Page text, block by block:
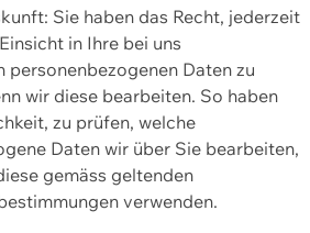
Sie haben das Recht, jederzeit
in Ihre bei uns
personenbezogenen Daten zu
wir diese bearbeiten. So haben
zu prüfen, welche
Daten wir über Sie bearbeiten,
gemäss geltenden
verwenden.